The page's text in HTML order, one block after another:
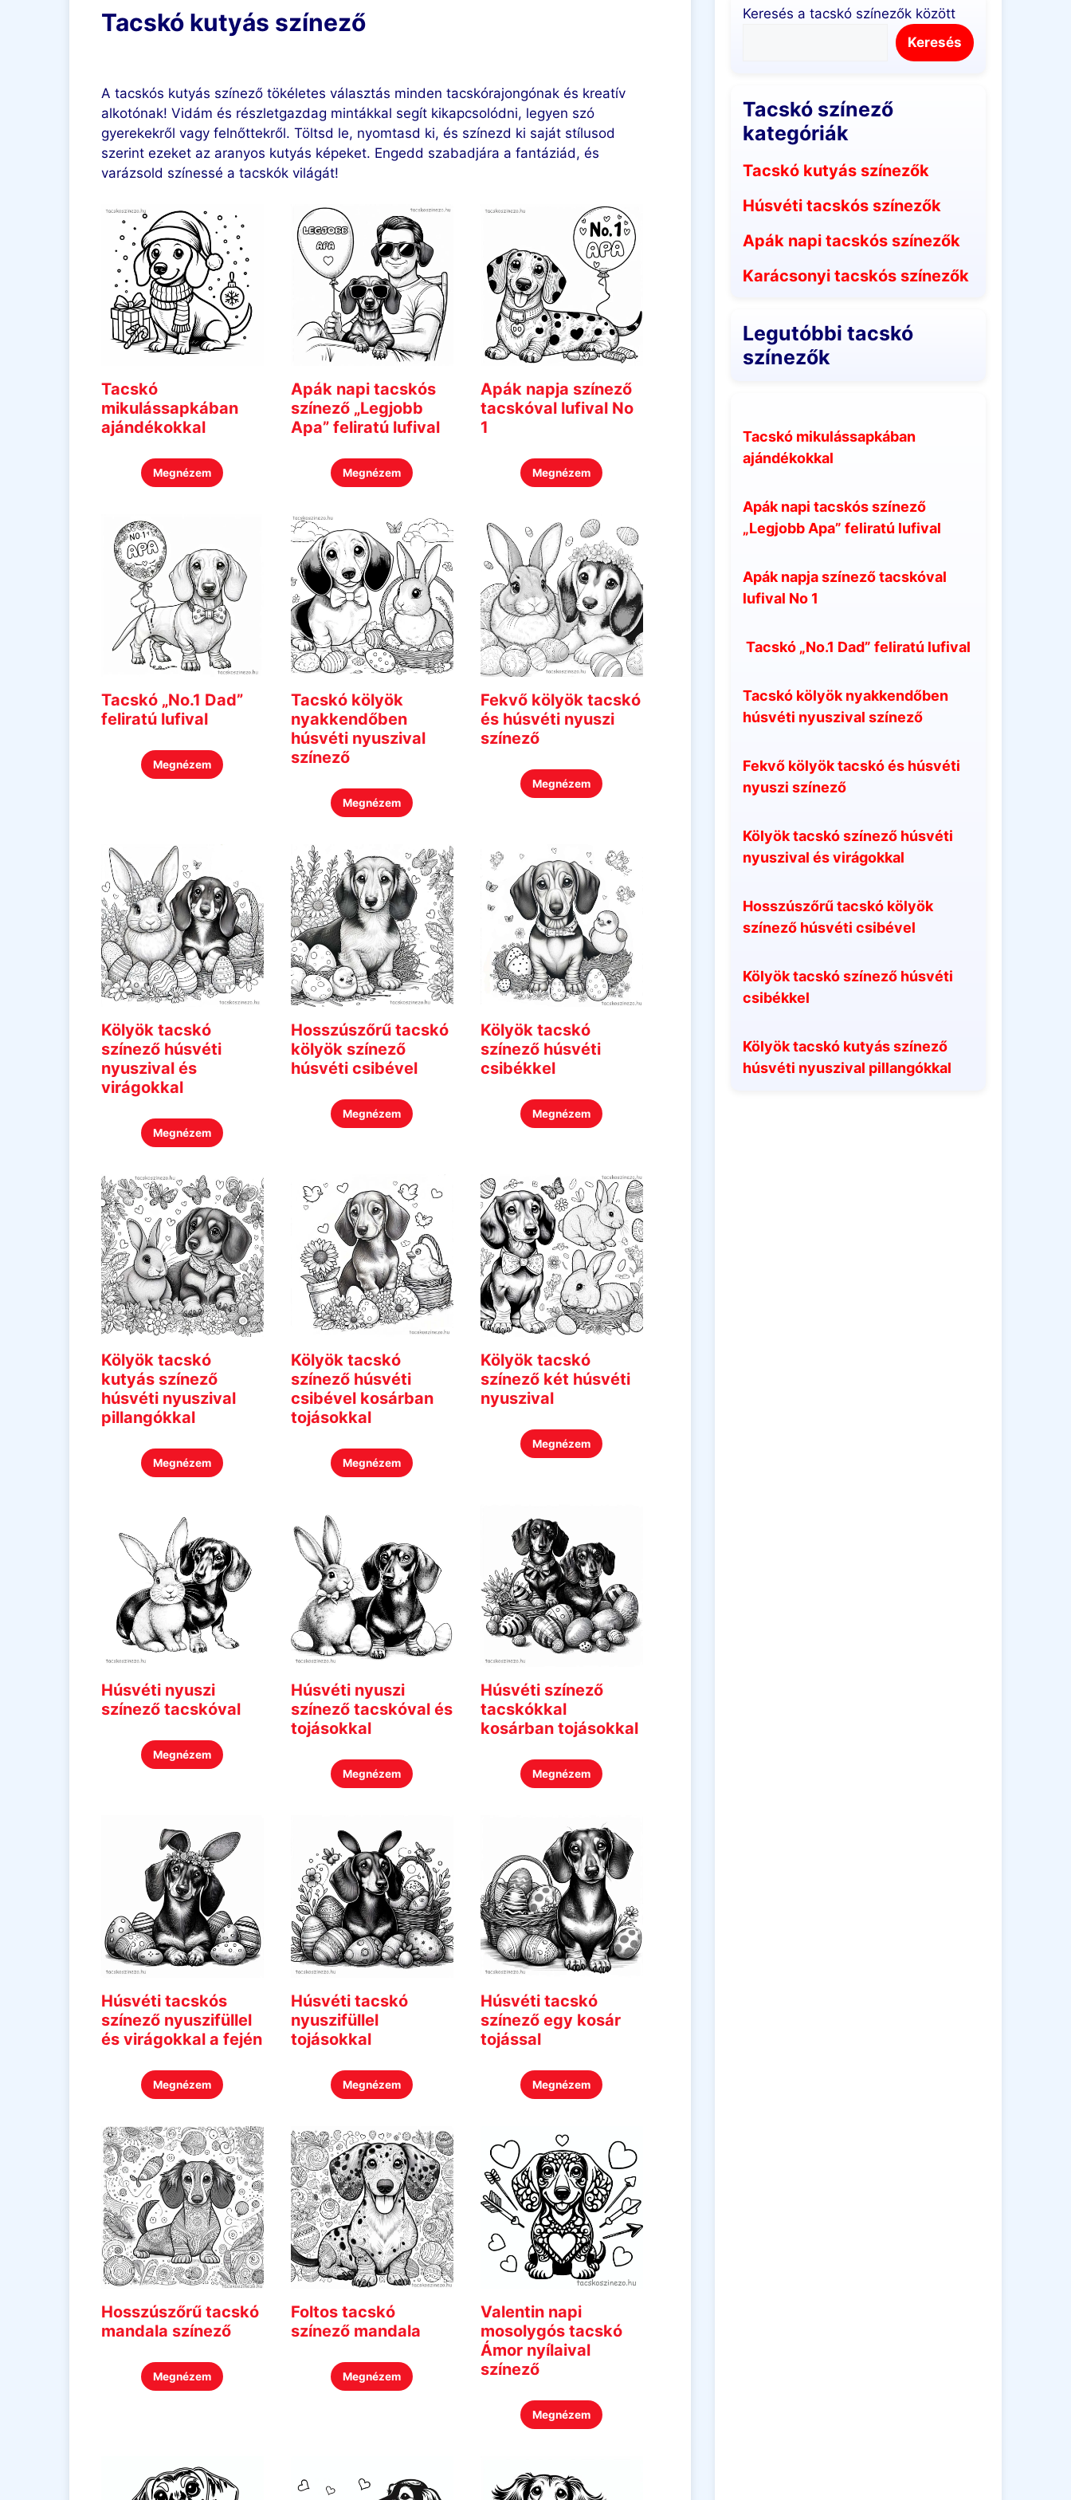
Tacskó kutyás színező
A tacskós kutyás színező tökéletes választás minden tacskórajongónak és kreatív
alkotónak! Vidám és részletgazdag mintákkal segít kikapcsolódni, legyen szó
gyerekekről vagy felnőttekről. Töltsd le, nyomtasd ki, és színezd ki saját stílusod
szerint ezeket az aranyos kutyás képeket. Engedd szabadjára a fantáziád, és
varázsold színessé a tacskók világát!
Tacskó
mikulássapkában
ajándékokkal
Megnézem
Apák napi tacskós
színező „Legjobb
Apa” feliratú lufival
Megnézem
Apák napja színező
tacskóval lufival No
1
Megnézem
Tacskó „No.1 Dad”
feliratú lufival
Megnézem
Tacskó kölyök
nyakkendőben
húsvéti nyuszival
színező
Megnézem
Fekvő kölyök tacskó
és húsvéti nyuszi
színező
Megnézem
Kölyök tacskó
színező húsvéti
nyuszival és
virágokkal
Megnézem
Hosszúszőrű tacskó
kölyök színező
húsvéti csibével
Megnézem
Kölyök tacskó
színező húsvéti
csibékkel
Megnézem
Kölyök tacskó
kutyás színező
húsvéti nyuszival
pillangókkal
Megnézem
Kölyök tacskó
színező húsvéti
csibével kosárban
tojásokkal
Megnézem
Kölyök tacskó
színező két húsvéti
nyuszival
Megnézem
Húsvéti nyuszi
színező tacskóval
Megnézem
Húsvéti nyuszi
színező tacskóval és
tojásokkal
Megnézem
Húsvéti színező
tacskókkal
kosárban tojásokkal
Megnézem
Húsvéti tacskós
színező nyuszifüllel
és virágokkal a fején
Megnézem
Húsvéti tacskó
nyuszifüllel
tojásokkal
Megnézem
Húsvéti tacskó
színező egy kosár
tojással
Megnézem
Hosszúszőrű tacskó
mandala színező
Megnézem
Foltos tacskó
színező mandala
Megnézem
Valentin napi
mosolygós tacskó
Ámor nyílaival
színező
Megnézem
Keresés a tacskó színezők között
Keresés
Tacskó színező
kategóriák
Tacskó kutyás színezők
Húsvéti tacskós színezők
Apák napi tacskós színezők
Karácsonyi tacskós színezők
Legutóbbi tacskó
színezők
Tacskó mikulássapkában
ajándékokkal
Apák napi tacskós színező
„Legjobb Apa” feliratú lufival
Apák napja színező tacskóval
lufival No 1
Tacskó „No.1 Dad” feliratú lufival
Tacskó kölyök nyakkendőben
húsvéti nyuszival színező
Fekvő kölyök tacskó és húsvéti
nyuszi színező
Kölyök tacskó színező húsvéti
nyuszival és virágokkal
Hosszúszőrű tacskó kölyök
színező húsvéti csibével
Kölyök tacskó színező húsvéti
csibékkel
Kölyök tacskó kutyás színező
húsvéti nyuszival pillangókkal